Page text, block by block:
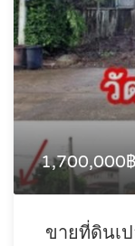
1,700,000฿
ขายที่ดินเ